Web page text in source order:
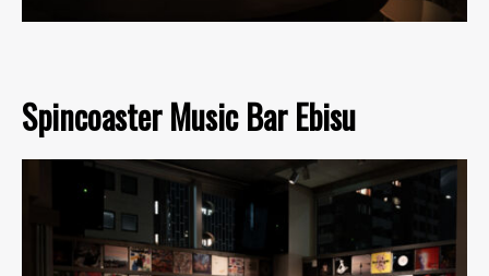
Spincoaster Music Bar Ebisu